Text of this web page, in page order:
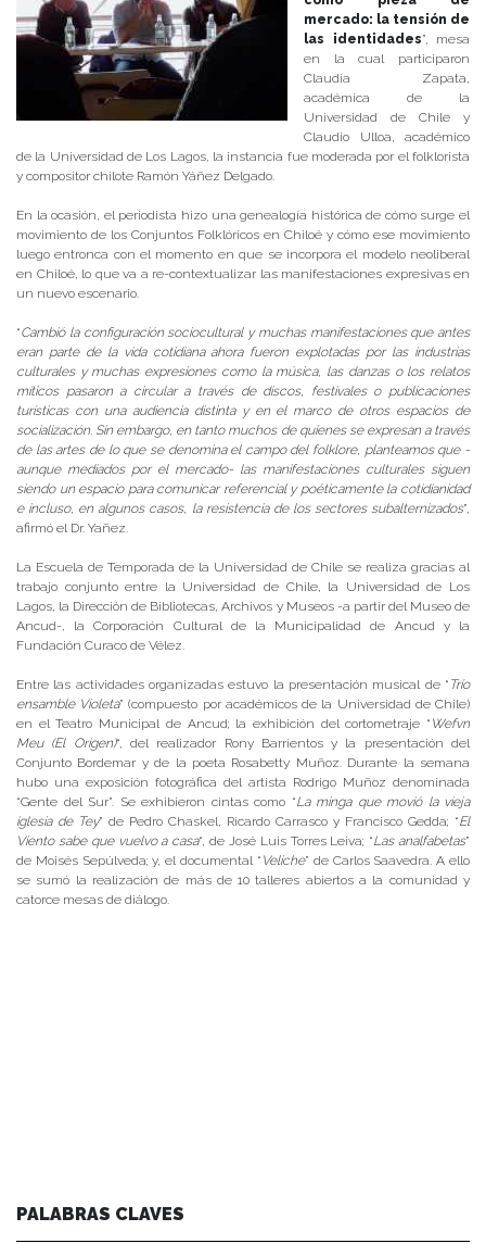
mercado: la tensión de
las identidades”, mesa
en la cual participaron
Claudia Zapata,
académica de la
Universidad de Chile y
Claudio Ulloa, académico
de la Universidad de Los Lagos, la instancia fue moderada por el folklorista
y compositor chilote Ramón Yáñez Delgado.
En la ocasión, el periodista hizo una genealogía histórica de cómo surge el
movimiento de los Conjuntos Folklóricos en Chiloé y cómo ese movimiento
luego entronca con el momento en que se incorpora el modelo neoliberal
en Chiloé, lo que va a re-contextualizar las manifestaciones expresivas en
un nuevo escenario.
“Cambió la configuración sociocultural y muchas manifestaciones que antes
eran parte de la vida cotidiana ahora fueron explotadas por las industrias
culturales y muchas expresiones como la música, las danzas o los relatos
míticos pasaron a circular a través de discos, festivales o publicaciones
turísticas con una audiencia distinta y en el marco de otros espacios de
socialización. Sin embargo, en tanto muchos de quienes se expresan a través
de las artes de lo que se denomina el campo del folklore, planteamos que -
aunque mediados por el mercado- las manifestaciones culturales siguen
siendo un espacio para comunicar referencial y poéticamente la cotidianidad
e incluso, en algunos casos, la resistencia de los sectores subalternizados”,
afirmó el Dr. Yañez.
La Escuela de Temporada de la Universidad de Chile se realiza gracias al
trabajo conjunto entre la Universidad de Chile, la Universidad de Los
Lagos, la Dirección de Bibliotecas, Archivos y Museos -a partir del Museo de
Ancud-, la Corporación Cultural de la Municipalidad de Ancud y la
Fundación Curaco de Vélez.
Entre las actividades organizadas estuvo la presentación musical de “ Trío
ensamble Violeta” (compuesto por académicos de la Universidad de Chile)
en el Teatro Municipal de Ancud; la exhibición del cortometraje “ Wefvn
Meu (El Origen)“, del realizador Rony Barrientos y la presentación del
Conjunto Bordemar y de la poeta Rosabetty Muñoz. Durante la semana
hubo una exposición fotográfica del artista Rodrigo Muñoz denominada
“Gente del Sur”. Se exhibieron cintas como “La minga que movió la vieja
iglesia de Tey” de Pedro Chaskel, Ricardo Carrasco y Francisco Gedda; “El
Viento sabe que vuelvo a casa“, de José Luis Torres Leiva; “Las analfabetas”
de Moisés Sepúlveda; y, el documental “ Veliche” de Carlos Saavedra. A ello
se sumó la realización de más de 10 talleres abiertos a la comunidad y
catorce mesas de diálogo.
PALABRAS CLAVES